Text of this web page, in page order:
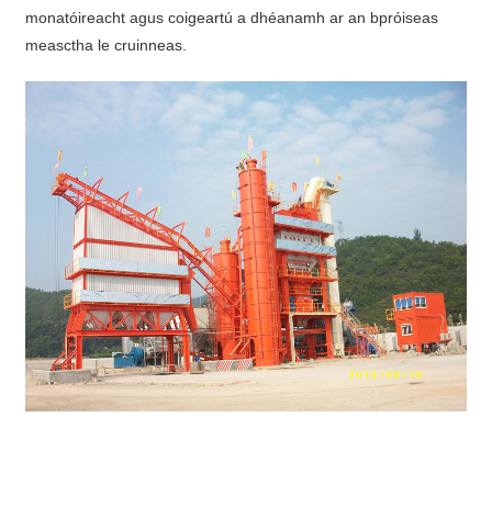
monatóireacht agus coigeartú a dhéanamh ar an bpróiseas
measctha le cruinneas.